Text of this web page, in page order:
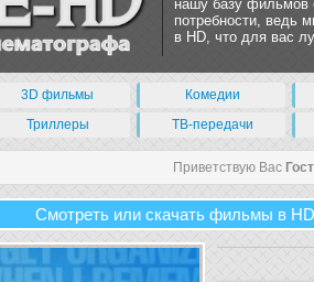
нашу базу фильмов
потребности, ведь
в HD, что для вас
3D фильмы
Комедии
Триллеры ТВ-передачи
Приветствую Вас
Смотреть или скачать фильмы в